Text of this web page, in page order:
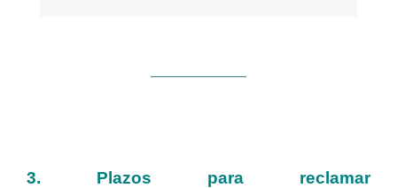
3. Plazos para reclamar